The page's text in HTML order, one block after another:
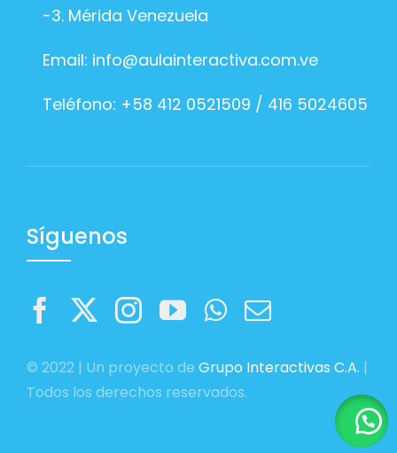
-3. Mérida Venezuela
Email: info@aulainteractiva.com.ve
Teléfono: +58 412 0521509 / 416 5024605
Síguenos
© 2022 | Un proyecto de Grupo Interactivas C.A. |
Todos los derechos reservados.